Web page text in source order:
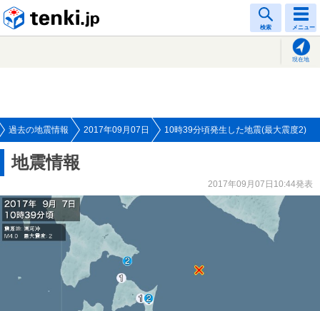
検索 メニュー
現在地
過去の地震情報 2017年09月07日 10時39分頃発生した地震(最大震度2)
地震情報
2017年09月07日10:44発表